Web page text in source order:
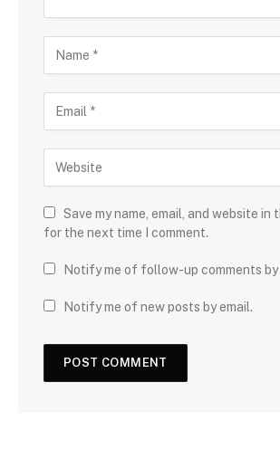
Save my name, email, and website in
for the next time I comment.
Notify me of follow-up comments by
Notify me of new posts by email.